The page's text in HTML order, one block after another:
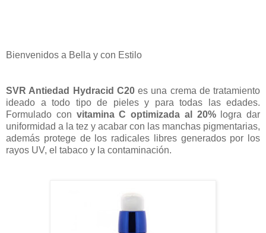
Bienvenidos a Bella y con Estilo
SVR Antiedad Hydracid C20es una crema de tratamiento
ideado a todo tipo de pieles y para todas las edades.
Formulado con vitamina C optimizada al 20%
logra dar
uniformidad a la tez y acabar con las manchas pigmentarias,
además protege de los radicales libres generados por los
rayos UV, el tabaco y la contaminación.